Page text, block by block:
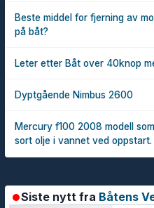
Beste middel for fjerning av
på båt?
Leter etter Båt over 40knop
Dyptgående Nimbus 2600
Mercury f100 2008 modell
sort olje i vannet ved oppstart.
Siste nytt fra Båtens